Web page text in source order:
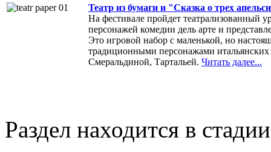
Театр из бумаги и "Сказка о трех
На фестивале пройдет театрализованный
персонажей комедии дель арте и
Это игровой набор с маленькой, но
традиционными персонажами
Смеральдиной, Тартальей. Читать далее...
Раздел находится в